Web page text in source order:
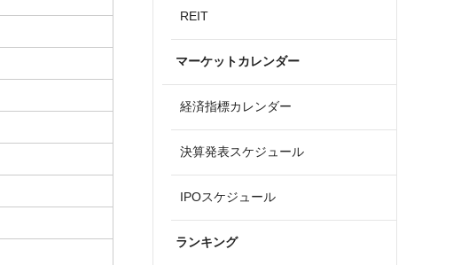
REIT
マーケットカレンダー
経済指標カレンダー
決算発表スケジュール
IPOスケジュール
ランキング